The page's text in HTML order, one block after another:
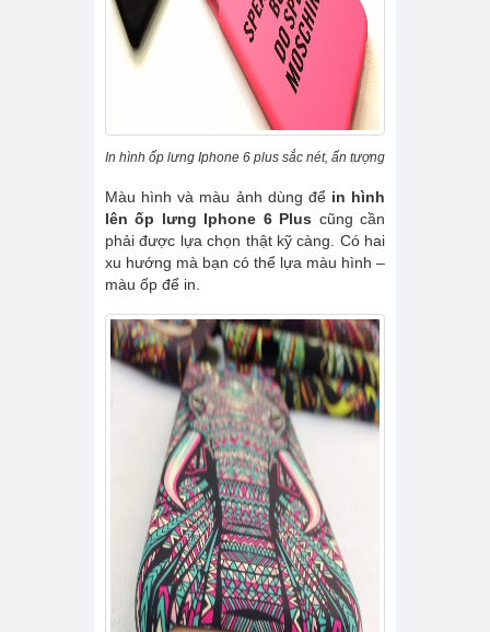
In hình ốp lưng Iphone 6 plus sắc nét, ấn tượng
Màu hình và màu ảnh dùng để in hình
lên ốp lưng Iphone 6 Plus cũng cần
phải được lựa chọn thật kỹ càng. Có hai
xu hướng mà bạn có thể lựa màu hình –
màu ốp để in.